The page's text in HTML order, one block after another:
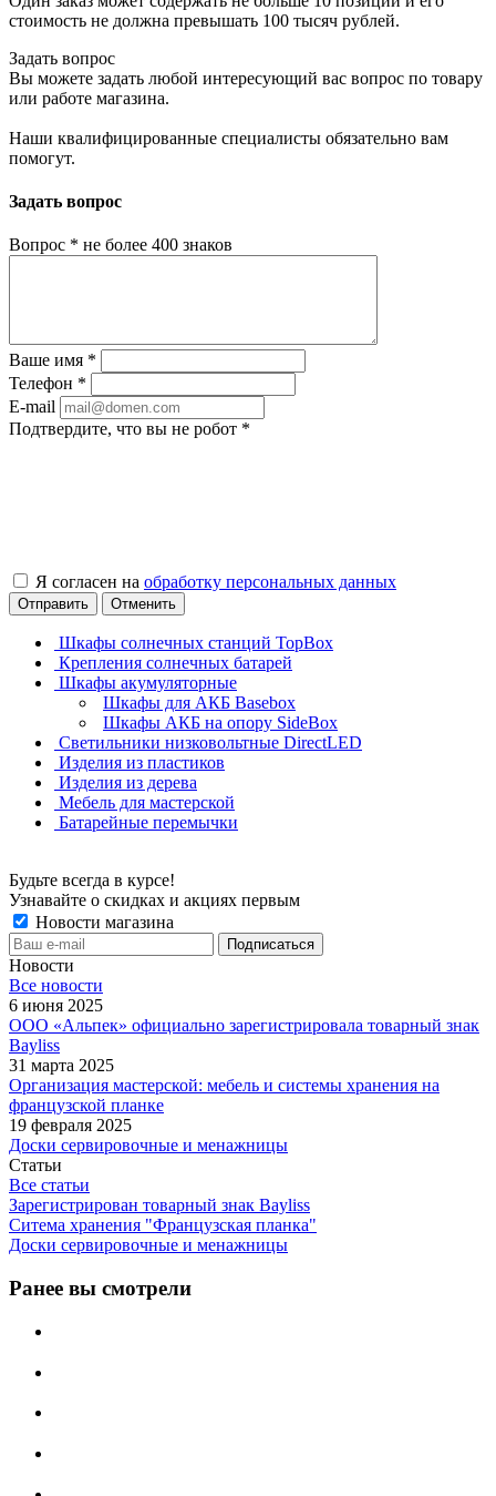
стоимость не должна превышать 100 тысяч рублей.
Задать вопрос
Вы можете задать любой интересующий вас вопрос по товару
или работе магазина.
Наши квалифицированные специалисты обязательно вам
помогут.
Задать вопрос
Вопрос * не более 400 знаков
Ваше имя *
Телефон *
E-mail
Подтвердите, что вы не робот *
Я согласен на обработку персональных данных
Отправить Отменить
Шкафы солнечных станций TopBox
Крепления солнечных батарей
Шкафы акумуляторные
Шкафы для АКБ Basebox
Шкафы АКБ на опору SideBox
Светильники низковольтные DirectLED
Изделия из пластиков
Изделия из дерева
Мебель для мастерской
Батарейные перемычки
Будьте всегда в курсе!
Узнавайте о скидках и акциях первым
Новости магазина
Новости
Все новости
6 июня 2025
ООО «Альпек» официально зарегистрировала товарный знак
Bayliss
31 марта 2025
Организация мастерской: мебель и системы хранения на
французской планке
19 февраля 2025
Доски сервировочные и менажницы
Статьи
Все статьи
Зарегистрирован товарный знак Bayliss
Ситема хранения "Французская планка"
Доски сервировочные и менажницы
Ранее вы смотрели